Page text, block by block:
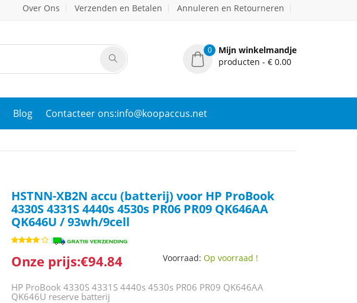
Over Ons Verzenden en Betalen Annuleren en Retourneren
0
Mijn winkelmandje
producten - € 0.00
Blog Contacteer ons:info@koopaccus.net
HSTNN-XB2N accu (batterij) voor HP ProBook
4330S 4331S 4440s 4530s PR06 PR09 QK646AA
QK646U / 93wh/9cell
Onze prijs:€94.84 Voorraad:Op voorraad !
HP ProBook 4330S 4331S 4440s 4530s PR06 PR09 QK646AA
QK646U reserve batterij